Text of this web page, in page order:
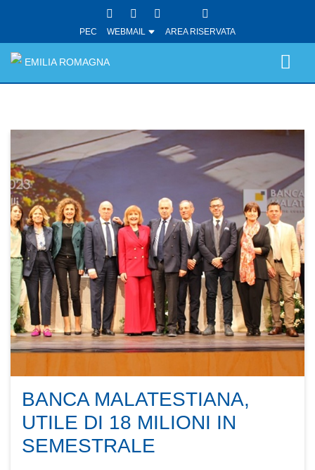
PEC WEBMAIL AREA RISERVATA
EMILIA ROMAGNA
BANCA MALATESTIANA,
UTILE DI 18 MILIONI IN
SEMESTRALE